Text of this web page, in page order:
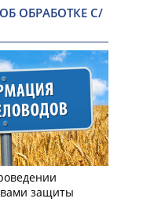
ОБРАБОТКЕ С/
защиты